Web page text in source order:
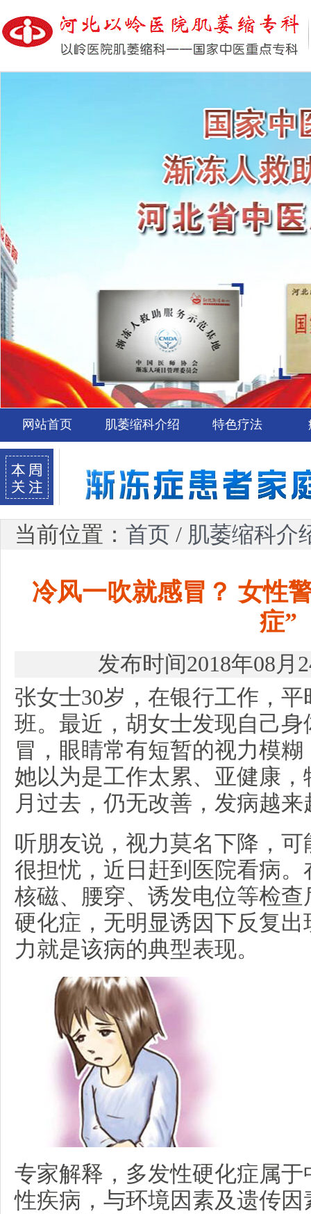
网站首页 肌萎缩科介绍 特色疗法
当前位置： 首页 / 肌萎缩科介
冷风一吹就感冒？ 女性
症”
发布时间2018年08月
张女士30岁，在银行工作，
班。最近，胡女士发现自己
冒，眼睛常有短暂的视力模
她以为是工作太累、亚健康
月过去，仍无改善，发病越来
听朋友说，视力莫名下降，
很担忧，近日赶到医院看病
核磁、腰穿、诱发电位等检
硬化症，无明显诱因下反复
力就是该病的典型表现。
专家解释，多发性硬化症属
性疾病，与环境因素及遗传